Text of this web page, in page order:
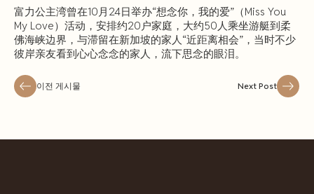
富力公主湾曾在10月24日举办“想念你，我的爱”（Miss You
My Love）活动，安排约20户家庭，大约50人乘坐游艇到柔
佛海峡边界，与滞留在新加坡的家人“近距离相会”，当时不少
彼岸亲友看到心心念念的家人，流下思念的眼泪。
이전 게시물 Next Post